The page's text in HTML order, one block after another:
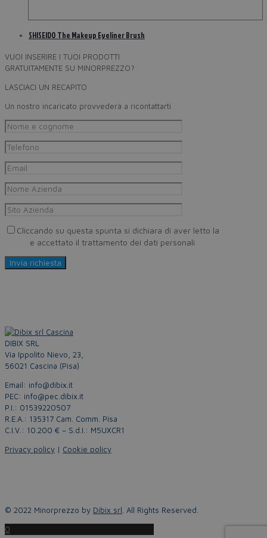
SHISEIDO The Makeup Eyeliner Brush
VUOI INSERIRE I TUOI PRODOTTI
GRATUITAMENTE SU MINORPREZZO?
LASCIACI UN RECAPITO
Un nostro incaricato provvederà a ricontattarti
Cliccando su questa spunta si dichiara di aver letto la
e accettato il trattamento dei dati personali
DIBIX SRL
Via Ippolito Nievo, 23,
56021 Cascina (Pisa)
Email: info@dibix.it
PEC: info@pec.dibix.it
P.I.: 01539220507
R.E.A.: 135317 Cam. Comm. Pisa
C.I.V.: 10.200 € – S.d.I.: M5UXCR1
Privacy policy | Cookie policy
© 2022 Minorprezzo by Dibix srl. All Rights Reserved.
0